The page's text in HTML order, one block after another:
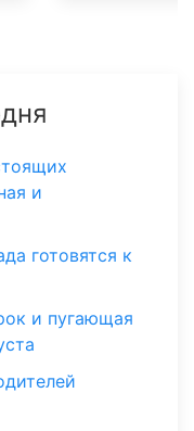
и
готовятся к
и пугающая